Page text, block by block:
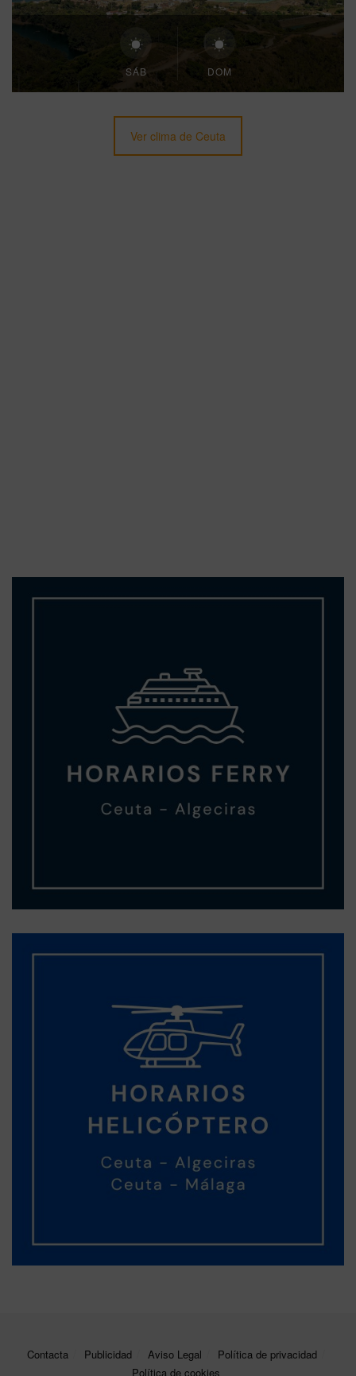
SÁB DOM
Ver clima de Ceuta
Contacta Publicidad Aviso Legal
Política de privacidad
Política de cookies